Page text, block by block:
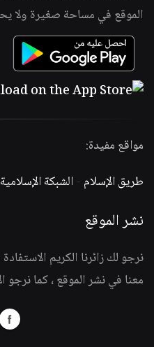
الموقع في مساحة صغيرة ولا
مواقع مفيدة:
طريق الإسلام -الشبكة الإسلامية
نشر الموقع
نرجو لك زائرنا الكريم
معنا في نشر الموقع ، كما نرجو